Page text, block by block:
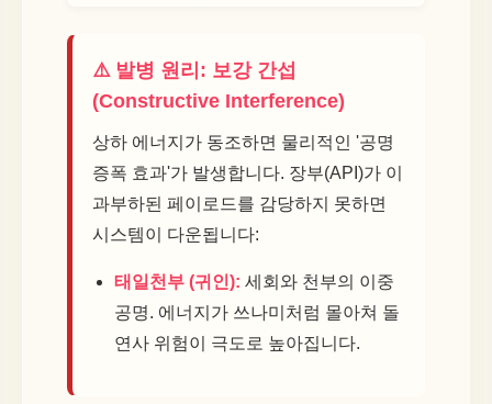
⚠️ 발병 원리: 보강 간섭
(Constructive Interference)
상하 에너지가 동조하면 물리적인 '공명
증폭 효과'가 발생합니다. 장부(API)가 이
과부하된 페이로드를 감당하지 못하면
시스템이 다운됩니다:
태일천부 (귀인): 세회와 천부의 이중
공명. 에너지가 쓰나미처럼 몰아쳐 돌
연사 위험이 극도로 높아집니다.